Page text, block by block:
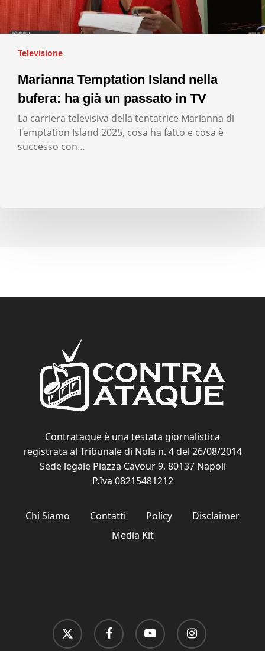
Televisione
Marianna Temptation Island nella
bufera: ha già un passato in TV
La carriera televisiva della tentatrice Marianna di
Temptation Island 2025, cosa ha fatto e cosa è
successo con…
Contrataque è una testata giornalistica
registrata al Tribunale di Nola n. 4 del 26/08/2014
Sede legale Piazza Cavour 9, 80137 Napoli
P.Iva 08215481212
Chi Siamo Contatti Policy
Disclaimer
Media Kit
x-
twitter
facebook youtube instagram